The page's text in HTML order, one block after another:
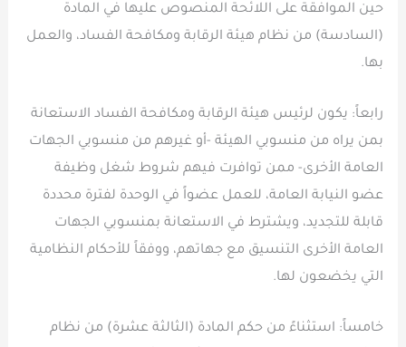
حين الموافقة على اللائحة المنصوص عليها في المادة
(السادسة) من نظام هيئة الرقابة ومكافحة الفساد، والعمل
بها.
رابعاً: يكون لرئيس هيئة الرقابة ومكافحة الفساد الاستعانة
بمن يراه من منسوبي الهيئة -أو غيرهم من منسوبي الجهات
العامة الأخرى- ممن توافرت فيهم شروط شغل وظيفة
عضو النيابة العامة، للعمل عضواً في الوحدة لفترة محددة
قابلة للتجديد، ويشترط في الاستعانة بمنسوبي الجهات
العامة الأخرى التنسيق مع جهاتهم، ووفقاً للأحكام النظامية
التي يخضعون لها.
خامساً: استثناءً من حكم المادة (الثالثة عشرة) من نظام